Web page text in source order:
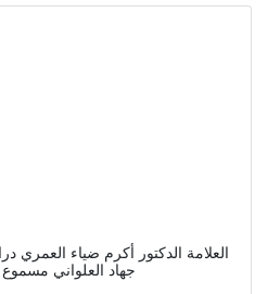
العلامة الدكتور أكرم ضياء العمري
جهاد العلواني